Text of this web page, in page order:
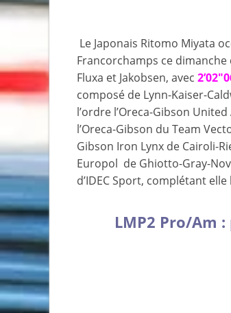
Le Japonais Ritomo Miyata
Francorchamps ce dimanche
Fluxa et Jakobsen, avec
composé de Lynn-Kaiser-
l’ordre l’Oreca-Gibson
l’Oreca-Gibson du Team
Gibson Iron Lynx de Cairoli-
Europol de Ghiotto-Gray-
d’IDEC Sport, complétant elle
LMP2 Pro/Am